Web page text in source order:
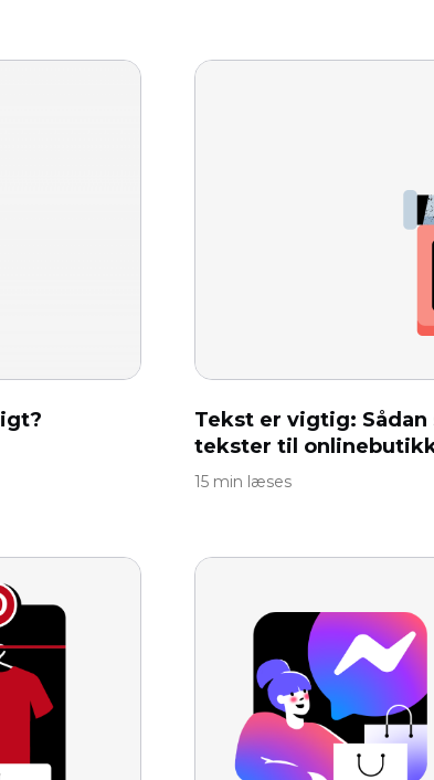
Tekst er vigtig:
tekster til
15 min læses